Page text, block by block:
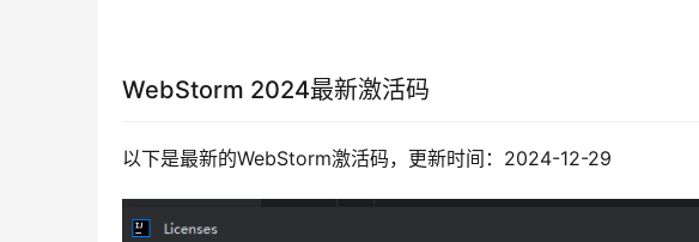
WebStorm 2024最新激活码
以下是最新的WebStorm激活码，更新时间：2024-12-29